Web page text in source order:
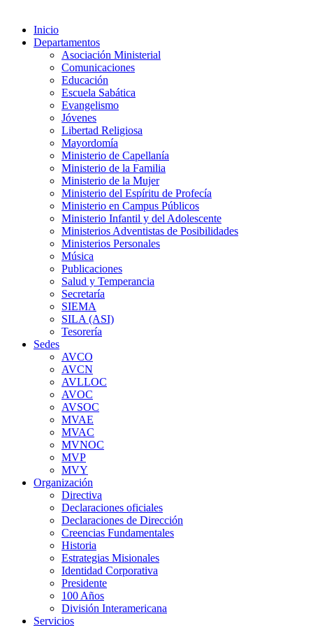
Inicio
Departamentos
Asociación Ministerial
Comunicaciones
Educación
Escuela Sabática
Evangelismo
Jóvenes
Libertad Religiosa
Mayordomía
Ministerio de Capellanía
Ministerio de la Familia
Ministerio de la Mujer
Ministerio del Espíritu de Profecía
Ministerio en Campus Públicos
Ministerio Infantil y del Adolescente
Ministerios Adventistas de Posibilidades
Ministerios Personales
Música
Publicaciones
Salud y Temperancia
Secretaría
SIEMA
SILA (ASI)
Tesorería
Sedes
AVCO
AVCN
AVLLOC
AVOC
AVSOC
MVAE
MVAC
MVNOC
MVP
MVY
Organización
Directiva
Declaraciones oficiales
Declaraciones de Dirección
Creencias Fundamentales
Historia
Estrategias Misionales
Identidad Corporativa
Presidente
100 Años
División Interamericana
Servicios